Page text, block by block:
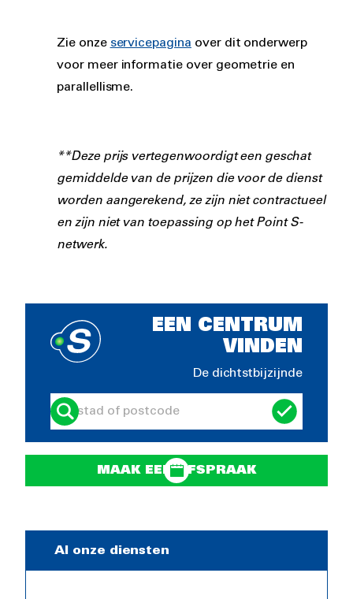
Zie onze servicepagina over dit onderwerp
voor meer informatie over geometrie en
parallellisme.
**Deze prijs vertegenwoordigt een geschat
gemiddelde van de prijzen die voor de dienst
worden aangerekend, ze zijn niet contractueel
en zijn niet van toepassing op het Point S-
netwerk.
EEN CENTRUM
VINDEN
De dichtstbijzijnde
MAAK EEN AFSPRAAK
Al onze diensten